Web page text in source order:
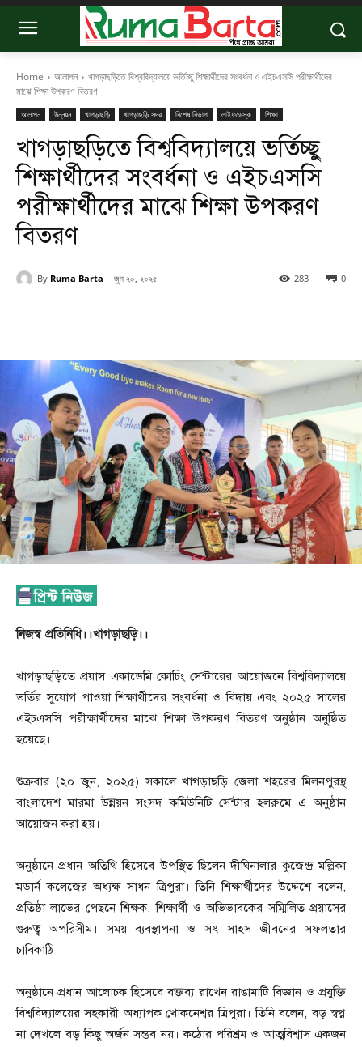
Home আলাপন
খাগড়াছড়িতে বিশ্ববিদ্যালয়ে ভর্তিচ্ছু শিক্ষার্থীদের সংবর্ধনা ও এইচএসসি পরীক্ষার্থীদের
মাঝে শিক্ষা উপকরণ বিতরণ
আলাপন উন্নয়ন খাগড়াছড়ি খাগড়াছড়ি সদর বিশেষ বিভাগ লাইফডেস্ক শিক্ষা
খাগড়াছড়িতে বিশ্ববিদ্যালয়ে ভর্তিচ্ছু
শিক্ষার্থীদের সংবর্ধনা ও এইচএসসি
পরীক্ষার্থীদের মাঝে শিক্ষা উপকরণ
বিতরণ
By Ruma Barta জুন ২০, ২০২৫ 0
283
নিজস্ব প্রতিনিধি।।খাগড়াছড়ি।।
খাগড়াছড়িতে প্রয়াস একাডেমি কোচিং সেন্টারের আয়োজনে বিশ্ববিদ্যালয়ে
ভর্তির সুযোগ পাওয়া শিক্ষার্থীদের সংবর্ধনা ও বিদায় এবং ২০২৫ সালের
এইচএসসি পরীক্ষার্থীদের মাঝে শিক্ষা উপকরণ বিতরণ অনুষ্ঠান অনুষ্ঠিত
হয়েছে।
শুক্রবার (২০ জুন, ২০২৫) সকালে খাগড়াছড়ি জেলা শহরের মিলনপুরস্থ
বাংলাদেশ মারমা উন্নয়ন সংসদ কমিউনিটি সেন্টার হলরুমে এ অনুষ্ঠান
আয়োজন করা হয়।
অনুষ্ঠানে প্রধান অতিথি হিসেবে উপস্থিত ছিলেন দীঘিনালার কুজেন্দ্র মল্লিকা
মডার্ন কলেজের অধ্যক্ষ সাধন ত্রিপুরা। তিনি শিক্ষার্থীদের উদ্দেশে বলেন,
প্রতিষ্ঠা লাভের পেছনে শিক্ষক, শিক্ষার্থী ও অভিভাবকের সম্মিলিত প্রয়াসের
গুরুত্ব অপরিসীম। সময় ব্যবস্থাপনা ও সৎ সাহস জীবনের সফলতার
চাবিকাঠি।
অনুষ্ঠানে প্রধান আলোচক হিসেবে বক্তব্য রাখেন রাঙামাটি বিজ্ঞান ও প্রযুক্তি
বিশ্ববিদ্যালয়ের সহকারী অধ্যাপক খোকনেশ্বর ত্রিপুরা। তিনি বলেন, বড় স্বপ্ন
না দেখলে বড় কিছু অর্জন সম্ভব নয়। কঠোর পরিশ্রম ও আত্মবিশ্বাস একজন